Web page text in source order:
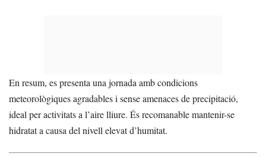
En resum, es presenta una jornada amb condicions
meteorològiques agradables i sense amenaces de precipitació,
ideal per activitats a l’aire lliure. És recomanable mantenir-se
hidratat a causa del nivell elevat d’humitat.